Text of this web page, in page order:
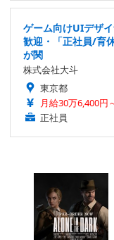
ゲーム向けUIデザ
歓迎・「正社員/育
が関
株式会社大斗
東京都
月給30万6,400円
正社員